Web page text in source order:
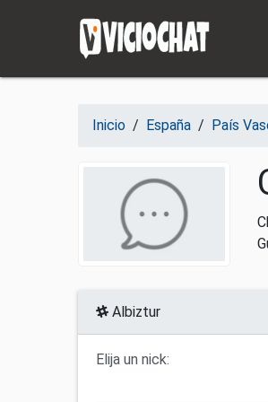
Inicio / España / País
Albiztur
Elija un nick: